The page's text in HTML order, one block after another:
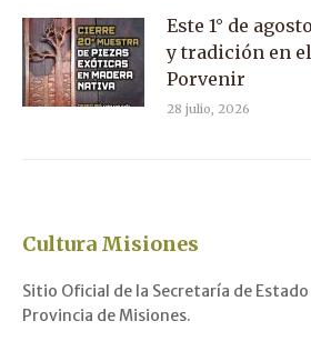
Este 1° de
y tradición en
Porvenir
28 julio, 2026
Cultura Misiones
Sitio Oficial de la Secretaría de
Provincia de Misiones.